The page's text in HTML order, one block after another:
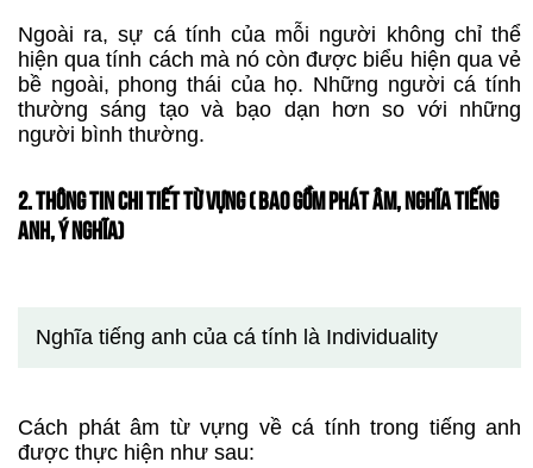
Ngoài ra, sự cá tính của mỗi người không chỉ thể
hiện qua tính cách mà nó còn được biểu hiện qua vẻ
bề ngoài, phong thái của họ. Những người cá tính
thường sáng tạo và bạo dạn hơn so với những
người bình thường.
2. THÔNG TIN CHI TIẾT TỪ VỰNG ( BAO GỒM PHÁT ÂM, NGHĨA TIẾNG
ANH, Ý NGHĨA)
Nghĩa tiếng anh của cá tính là Individuality
Cách phát âm từ vựng về cá tính trong tiếng anh
được thực hiện như sau: